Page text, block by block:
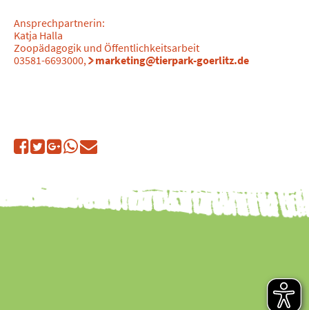
Ansprechpartnerin:
Katja Halla
Zoopädagogik und Öffentlichkeitsarbeit
03581-6693000,
marketing@tierpark-goerlitz.de